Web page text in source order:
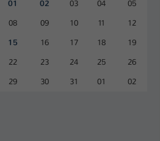
01 02 03 04
05
08 09 10 11
12
15 16 17 18 19
22 23 24 25 26
29 30 31 01 02
von TYPO3. Es speichert im Fall
Logins die Session-ID. So